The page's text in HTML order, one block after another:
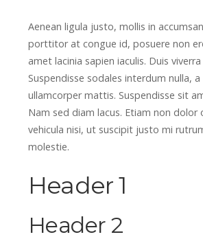
Aenean ligula justo, mollis in
porttitor at congue id, posuere non
amet lacinia sapien iaculis. Duis
Suspendisse sodales interdum nulla,
ullamcorper mattis. Suspendisse sit
Nam sed diam lacus. Etiam non dolor
vehicula nisi, ut suscipit justo mi
molestie.
Header 1
Header 2